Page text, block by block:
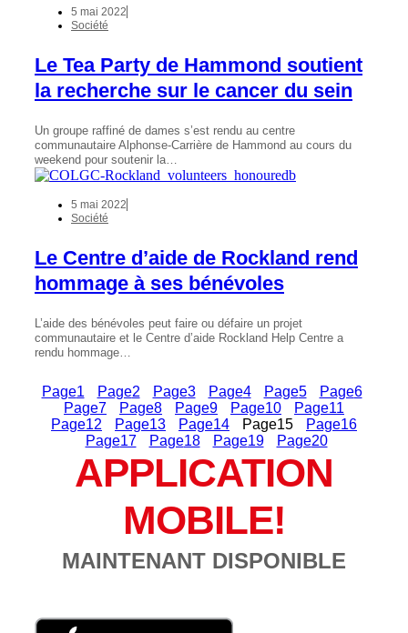
5 mai 2022
Société
Le Tea Party de Hammond soutient
la recherche sur le cancer du sein
Un groupe raffiné de dames s’est rendu au centre
communautaire Alphonse-Carrière de Hammond au cours du
weekend pour soutenir la…
5 mai 2022
Société
Le Centre d’aide de Rockland rend
hommage à ses bénévoles
L’aide des bénévoles peut faire ou défaire un projet
communautaire et le Centre d’aide Rockland Help Centre a
rendu hommage…
Page1 Page2 Page3 Page4 Page5 Page6
Page7 Page8 Page9 Page10 Page11
Page12 Page13 Page14 Page15 Page16
Page17 Page18 Page19 Page20
APPLICATION
MOBILE!
MAINTENANT DISPONIBLE